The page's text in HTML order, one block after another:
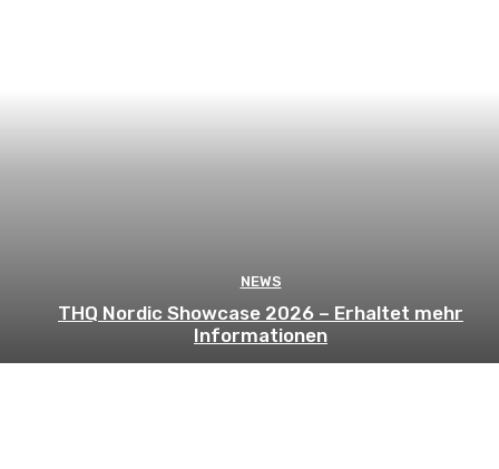
NEWS
THQ Nordic Showcase 2026 – Erhaltet mehr
Informationen